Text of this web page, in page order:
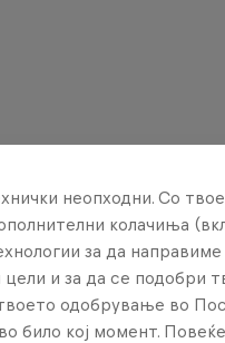
неопходни. Со твое
колачиња
за да
и за да се подобри
одобрување во
било кој момент. Повеќе